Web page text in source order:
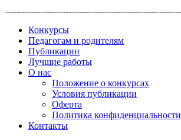
содержимому
Конкурсы
Педагогам и родителям
Публикации
Лучшие работы
О нас
Положение о конкурсах
Условия публикации
Оферта
Политика конфиденциальности
Контакты